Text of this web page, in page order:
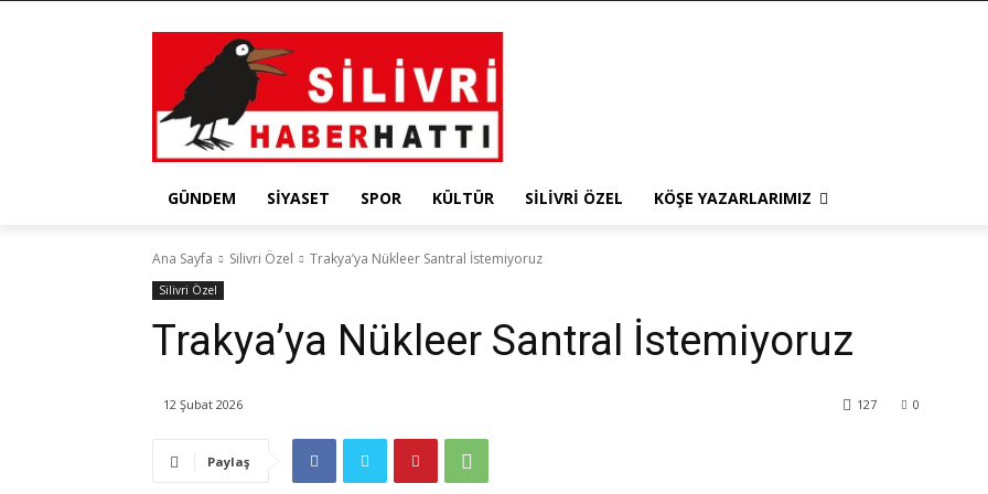
GÜNDEM SIYASET SPOR KÜLTÜR SILIVRI ÖZEL KÖŞE YAZARLARIMIZ
Ana Sayfa Silivri Özel Trakya’ya Nükleer Santral İstemiyoruz
Silivri Özel
Trakya’ya Nükleer Santral İstemiyoruz
12 Şubat 2026 0
127
Paylaş